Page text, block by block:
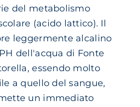
del metabolismo
(acido lattico). Il
leggermente alcalino
dell'acqua di Fonte
essendo molto
a quello del sangue,
un immediato